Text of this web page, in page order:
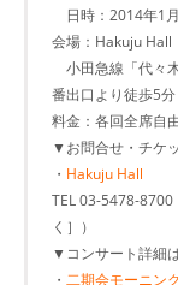
日時：2014年1
会場：Hakuju Hall
小田急線「代々
番出口より徒歩5分
料金：各回全席自
▼お問合せ・チケ
・ Hakuju Hall
TEL 03-5478-
く］）
▼コンサート詳細
・ 二期会モーニン